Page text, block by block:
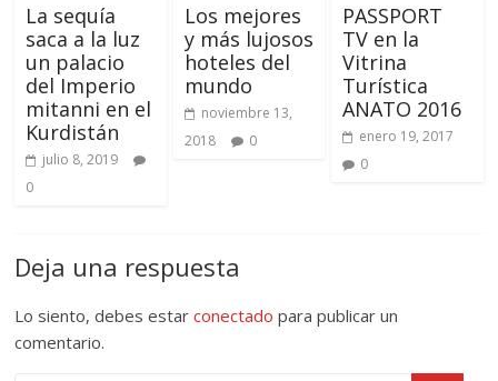
La sequía
saca a la luz
un palacio
del Imperio
mitanni en el
Kurdistán
julio 8, 2019
0
Los mejores
y más lujosos
hoteles del
mundo
noviembre 13,
2018
0
PASSPORT
TV en la
Vitrina
Turística
ANATO 2016
enero 19, 2017
0
Deja una respuesta
Lo siento, debes estarconectado para publicar un
comentario.